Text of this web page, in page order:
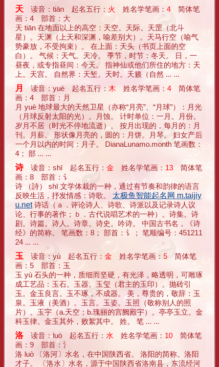
天 读音：tiān 起名五行： 火 姓名学笔画： 4 简体笔
画：4 部首：大
天 tiān 在地面以上的高空：天空。天际。天罡（北斗
星）。天渊（上天和深渊，喻差别大）。天马行空（喻气
势豪放，不受拘束）。 在上面：天头（书页上面的空
白）。 气候：天气。天冷。 季节，时节：冬天。 日，一
昼夜，或专指昼间：今天。 指神仙或他们所住的地方：天
上。天宫。 自然界：天堑。天时。天籁（自然 ... ...
月 读音：yuè 起名五行： 木 姓名学笔画： 4 简体笔
画：4 部首：月
月 yuè 地球最大的天然卫星（亦称“月亮”、“月球”）：月光
（月球反射太阳的光）。月蚀。 计时单位：一月。月份。
岁月不居（时光不停地流逝）。 按月出现的，每月的：月
刊。月薪。 形状像月亮的，圆的：月饼。月琴。 妇女产后
一个月以内的时间：月子。 DianaLunamo.month 笔画数：
4； 部 ... ...
诗读音：shī 起名五行： 金 姓名学笔画： 13 简体笔
画：8 部首：讠
诗 （詩） shī 文学体栽的一种，通过有节奏和韵律的语言
反映生活，抒发情感：诗歌。 太极鱼智能起名网 m.taijiy
u.net诗话（ａ．评论诗人、诗歌、诗派以及记录诗人议
论、行事的著作；ｂ．古代说唱艺术的一种）。诗集。诗
剧。诗篇。诗人。诗章。诗史。吟诗。 中国古书名，《诗
经》的简称。 笔画数：8； 部首：讠； 笔顺编号：451211
24 ... ...
玉 读音：yù 起名五行： 金 姓名学笔画： 5 简体笔
画：5 部首：玉
玉 yù 石头的一种，质细而坚硬，有光泽，略透明，可雕琢
成工艺品：玉石。玉器。玉玺（君主的玉印）。抛砖引
玉。金玉良言。玉不琢，不成器。 美，尊贵的，敬辞：玉
泉。玉液（美酒）。玉言。玉姿。玉照（敬称别人的照
片）。玉宇（a.天空；b.瑰丽的宫阙殿宇）。亭亭玉立。金
科玉律。金玉其外，败絮其中。 姓。 笔 ... ...
洛读音：luò 起名五行： 水 姓名学笔画： 10 简体笔
画：9 部首：氵
洛 luò 〔洛河〕水名，在中国陕西省。 洛阳的简称。洛阳
才子。 〔洛水〕水名，源于中国陕西省洛南县，东流经河